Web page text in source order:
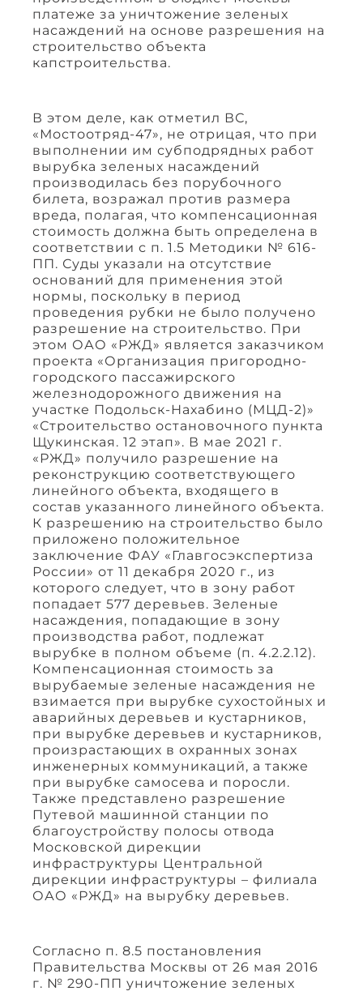
платеже за уничтожение зеленых
насаждений на основе разрешения на
строительство объекта
капстроительства.
В этом деле, как отметил ВС,
«Мостоотряд-47», не отрицая, что при
выполнении им субподрядных работ
вырубка зеленых насаждений
производилась без порубочного
билета, возражал против размера
вреда, полагая, что компенсационная
стоимость должна быть определена в
соответствии с п. 1.5 Методики № 616-
ПП. Суды указали на отсутствие
оснований для применения этой
нормы, поскольку в период
проведения рубки не было получено
разрешение на строительство. При
этом ОАО «РЖД» является заказчиком
проекта «Организация пригородно-
городского пассажирского
железнодорожного движения на
участке Подольск-Нахабино (МЦД-2)»
«Строительство остановочного пункта
Щукинская. 12 этап». В мае 2021 г.
«РЖД» получило разрешение на
реконструкцию соответствующего
линейного объекта, входящего в
состав указанного линейного объекта.
К разрешению на строительство было
приложено положительное
заключение ФАУ «Главгосэкспертиза
России» от 11 декабря 2020 г., из
которого следует, что в зону работ
попадает 577 деревьев. Зеленые
насаждения, попадающие в зону
производства работ, подлежат
вырубке в полном объеме (п. 4.2.2.12).
Компенсационная стоимость за
вырубаемые зеленые насаждения не
взимается при вырубке сухостойных и
аварийных деревьев и кустарников,
при вырубке деревьев и кустарников,
произрастающих в охранных зонах
инженерных коммуникаций, а также
при вырубке самосева и поросли.
Также представлено разрешение
Путевой машинной станции по
благоустройству полосы отвода
Московской дирекции
инфраструктуры Центральной
дирекции инфраструктуры – филиала
ОАО «РЖД» на вырубку деревьев.
Согласно п. 8.5 постановления
Правительства Москвы от 26 мая 2016
г. № 290-ПП уничтожение зеленых